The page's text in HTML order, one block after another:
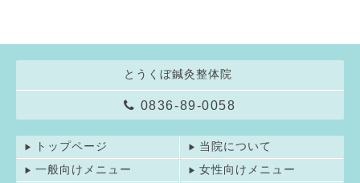
とうくぼ鍼灸整体院
0836-89-0058
トップページ
当院について
一般向けメニュー
女性向けメニュー